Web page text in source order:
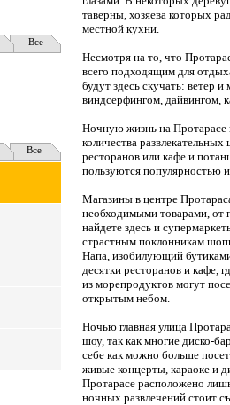
Все
Все
таверны, хозяева которых
местной кухни.
Несмотря на то, что
всего подходящим для
будут здесь скучать: ветер
виндсерфингом, дайвингом,
Ночную жизнь на Протарасе
количества
ресторанов или кафе и
пользуются популярностью
Магазины в центре
необходимыми товарами, от
найдете здесь и
страстным поклонникам
Напа, изобилующий
десятки ресторанов и кафе,
из морепродуктов могут
открытым небом.
Ночью главная улица
шоу, так как многие диско-
себе как можно больше
живые концерты, караоке и
Протарасе расположено
ночных развлечений стоит